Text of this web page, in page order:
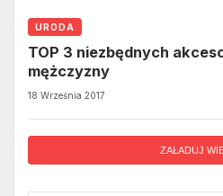
URODA
TOP 3 niezbędnych
mężczyzny
18 Września 2017
ZAŁADUJ